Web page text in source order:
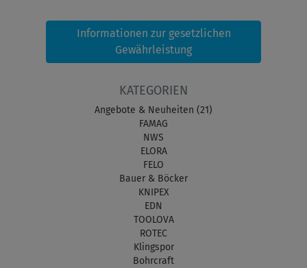
Informationen zur gesetzlichen
Gewährleistung
KATEGORIEN
Angebote & Neuheiten (21)
FAMAG
NWS
ELORA
FELO
Bauer & Böcker
KNIPEX
EDN
TOOLOVA
ROTEC
Klingspor
Bohrcraft